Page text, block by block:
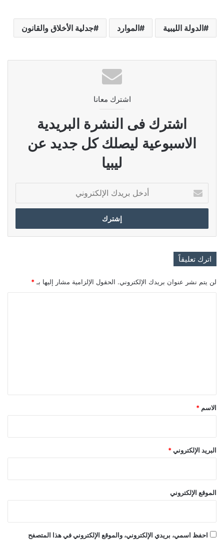
الدولة الليبية الموارد جدلية الأخلاق والقانون
اشترك معانا
اشترك فى النشرة البريدية
الاسبوعية ليصلك كل جديد عن
ليبيا
بريدك
الإلكتروني
اترك تعليقاً
لن يتم نشر عنوان بريدك الإلكتروني. الحقول الإلزامية مشار إليها بـ *
*
الاسم *
البريد الإلكتروني *
الموقع الإلكتروني
احفظ اسمي، بريدي الإلكتروني، والموقع الإلكتروني في هذا المتصفح